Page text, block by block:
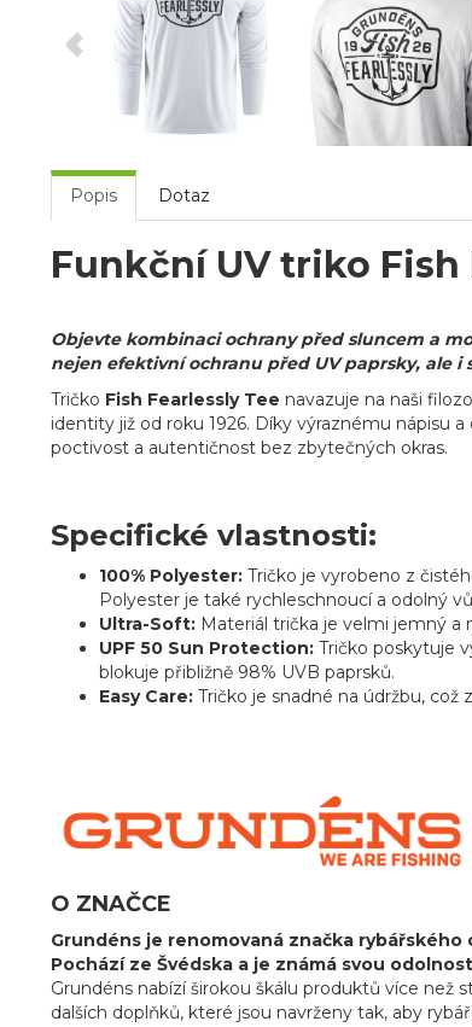
Popis Dotaz
Funkční UV triko Fish
Objevte kombinaci ochrany před sluncem a
nejen efektivní ochranu před UV paprsky, ale i
Tričko Fish Fearlessly Tee navazuje na naši
identity již od roku 1926. Díky výraznému nápisu
poctivost a autentičnost bez zbytečných okras.
Specifické vlastnosti:
100% Polyester: Tričko je vyrobeno z
Polyester je také rychleschnoucí a odolný
Ultra-Soft: Materiál trička je velmi jemný a
UPF 50 Sun Protection: Tričko poskytuje
blokuje přibližně 98% UVB paprsků.
Easy Care: Tričko je snadné na údržbu, což
O ZNAČCE
Grundéns je renomovaná značka
Pochází ze Švédska a je známá svou
Grundéns nabízí širokou škálu produktů více než
dalších doplňků, které jsou navrženy tak, aby